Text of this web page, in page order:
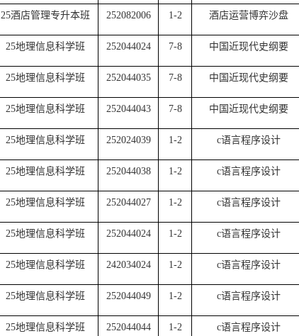
25酒店管理专升本班 252082006 1-2 酒店运营博弈沙盘
25地理信息科学班 252044024 7-8 中国近现代史纲要
25地理信息科学班 252044035 7-8 中国近现代史纲要
25地理信息科学班 252044043 7-8 中国近现代史纲要
25地理信息科学班 252024039 1-2 c语言程序设计
25地理信息科学班 252044038 1-2 c语言程序设计
25地理信息科学班 252044027 1-2 c语言程序设计
25地理信息科学班 252044024 1-2 c语言程序设计
25地理信息科学班 242034024 1-2 c语言程序设计
25地理信息科学班 252044049 1-2 c语言程序设计
25地理信息科学班 252044044 1-2 c语言程序设计